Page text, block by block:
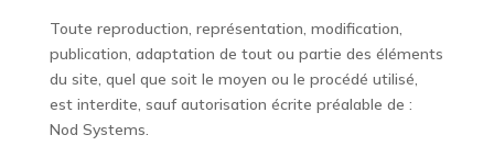
Toute reproduction, représentation, modification,
publication, adaptation de tout ou partie des éléments
du site, quel que soit le moyen ou le procédé utilisé,
est interdite, sauf autorisation écrite préalable de :
Nod Systems.